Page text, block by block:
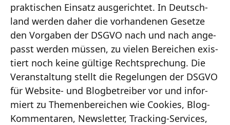
prak­ti­schen Ein­satz aus­ge­rich­tet. In Deutsch­
land wer­den daher die vor­han­de­nen Geset­ze
den Vor­ga­ben der DSGVO nach und nach ange­
passt wer­den müs­sen, zu vie­len Berei­chen exis­
tiert noch kei­ne gül­ti­ge Recht­spre­chung. Die
Ver­an­stal­tung stellt die Rege­lun­gen der DSGVO
für Website- und Blog­be­trei­ber vor und infor­
miert zu The­men­be­rei­chen wie Coo­kies, Blog-
Kommentaren, News­let­ter, Tracking-Services,